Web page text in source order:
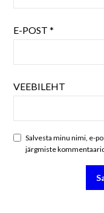
E-POST*
VEEBILEHT
Salvesta minu nimi, e-
järgmiste